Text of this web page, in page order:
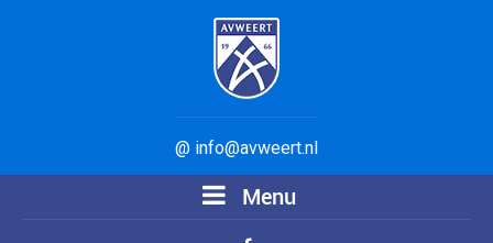
@ info@avweert.nl
Menu